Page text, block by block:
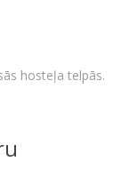
hosteļa telpās.